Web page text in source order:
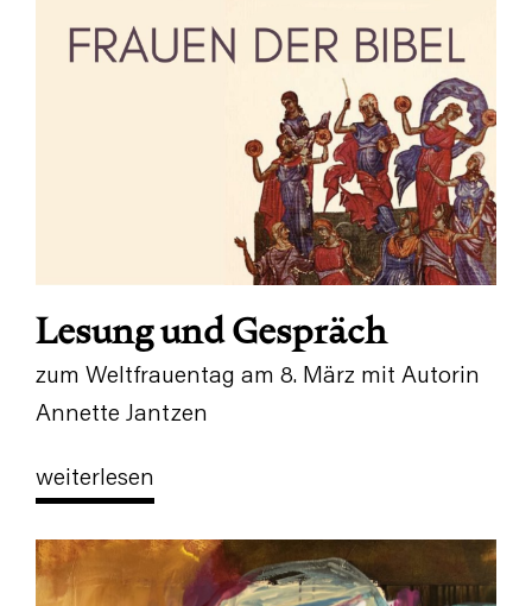
Lesung und Gespräch
zum Weltfrauentag am 8. März mit Autorin
Annette Jantzen
weiterlesen